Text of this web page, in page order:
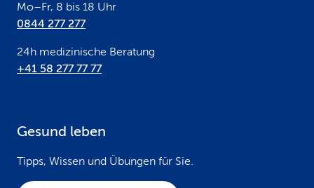
Mo–Fr, 8 bis 18 Uhr
0844 277 277
24h medizinische Beratung
+41 58 277 77 77
Gesund leben
Tipps, Wissen und Übungen für Sie.